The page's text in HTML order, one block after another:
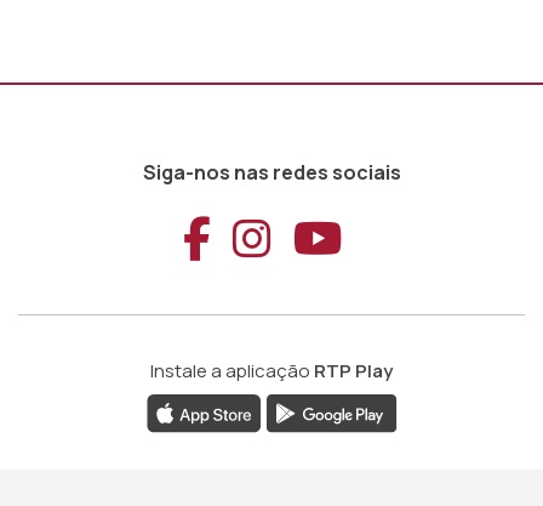
Siga-nos nas redes sociais
Aceder ao
Aceder ao
Aceder
Instale a aplicação RTP Play